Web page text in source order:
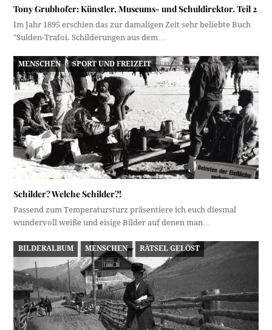
Tony Grubhofer: Künstler, Museums- und Schuldirektor. Teil 2
Im Jahr 1895 erschien das zur damaligen Zeit sehr beliebte Buch
"Sulden-Trafoi. Schilderungen aus dem…
MENSCHEN SPORT UND FREIZEIT
Schilder? Welche Schilder?!
Passend zum Temperatursturz präsentiere ich euch diesmal
wundervoll weiße und eisige Bilder auf denen man…
BILDERALBUM MENSCHEN RÄTSEL GELÖST